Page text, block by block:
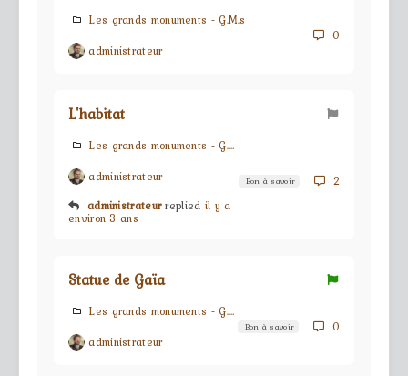
Les grands monuments - G.M.s
administrateur
0
L'habitat
Les grands monuments - G.M.s
administrateur
administrateur replied il y a
environ 3 ans
Bon à savoir 2
Statue de Gaïa
Les grands monuments - G.M.s
administrateur
Bon à savoir 0